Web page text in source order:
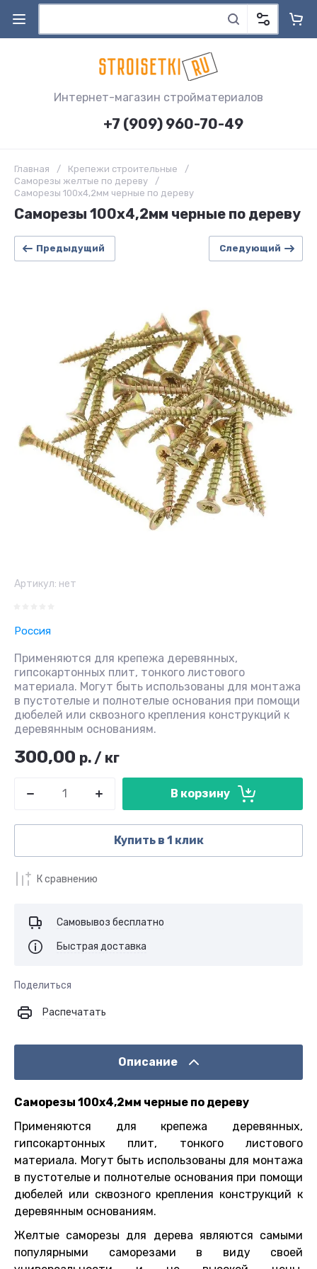
Интернет-магазин стройматериалов
+7 (909) 960-70-49
Главная / Крепежи строительные
/
Саморезы желтые по дереву
/
Саморезы 100х4,2мм черные по дереву
Саморезы 100х4,2мм черные по дереву
Предыдущий Следующий
Артикул: нет
Россия
Применяются для крепежа деревянных,
гипсокартонных плит, тонкого листового
материала. Могут быть использованы для монтажа
в пустотелые и полнотелые основания при помощи
дюбелей или сквозного крепления конструкций к
деревянным основаниям.
300,00 р. / кг
В корзину
Купить в 1 клик
К сравнению
Самовывоз бесплатно
Быстрая доставка
Поделиться
Распечатать
Описание
Саморезы 100х4,2мм черные по дереву
Применяются для крепежа деревянных,
гипсокартонных плит, тонкого листового
материала. Могут быть использованы для монтажа
в пустотелые и полнотелые основания при помощи
дюбелей или сквозного крепления конструкций к
деревянным основаниям.
Желтые саморезы для дерева являются самыми
популярными саморезами в виду своей